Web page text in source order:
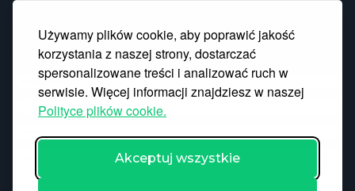
Używamy plików cookie, aby poprawić jakość
korzystania z naszej strony, dostarczać
spersonalizowane treści i analizować ruch w
serwisie. Więcej informacji znajdziesz w naszej
Polityce plików cookie.
Akceptuj wszystkie
Pliki Cookies RODO